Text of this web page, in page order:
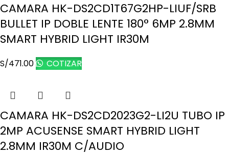
CAMARA HK-DS2CD1T67G2HP-LIUF/SRB
BULLET IP DOBLE LENTE 180° 6MP 2.8MM
SMART HYBRID LIGHT IR30M
S/471.00 COTIZAR
CAMARA HK-DS2CD2023G2-LI2U TUBO IP
2MP ACUSENSE SMART HYBRID LIGHT
2.8MM IR30M C/AUDIO